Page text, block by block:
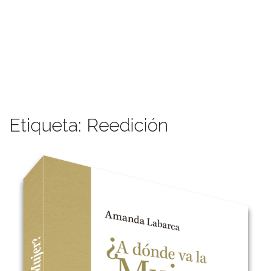
Etiqueta: Reedición